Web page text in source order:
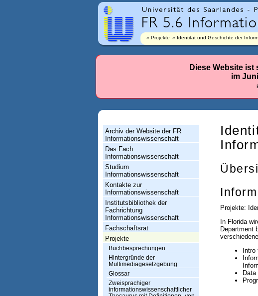
r
l
a
n
s
-
F
a
c
h
r
i
c
h
t
u
n
g
Projekte Identität und Geschichte der
Diese Website
im
Archiv der Website der FR
Informationswissenschaft
Das Fach
Informationswissenschaft
Studium
Informationswissenschaft
Kontakte zur
Informationswissenschaft
Institutsbibliothek der
Fachrichtung
Informationswissenschaft
Fachschaftsrat
Projekte
Buchbesprechungen
Hintergründe der
Multimediagesetzgebung
Glossar
Zweisprachiger
informationswissenschaftlicher
Projekte:
In Florida
Department
Intro
Data